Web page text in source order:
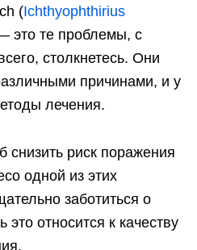
(Ichthyophthirius
это те проблемы, с
столкнетесь. Они
причинами, и у
лечения.
снизить риск поражения
одной из этих
заботиться о
относится к качеству